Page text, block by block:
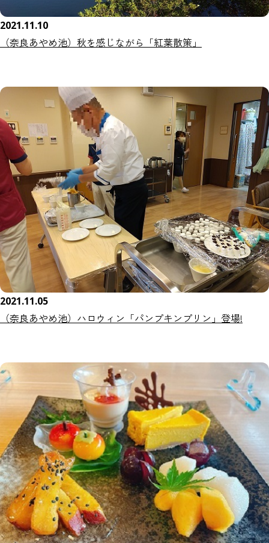
2021.11.10
（奈良あやめ池）秋を感じながら「紅葉散策」
2021.11.05
（奈良あやめ池）ハロウィン「パンプキンプリン」登場!